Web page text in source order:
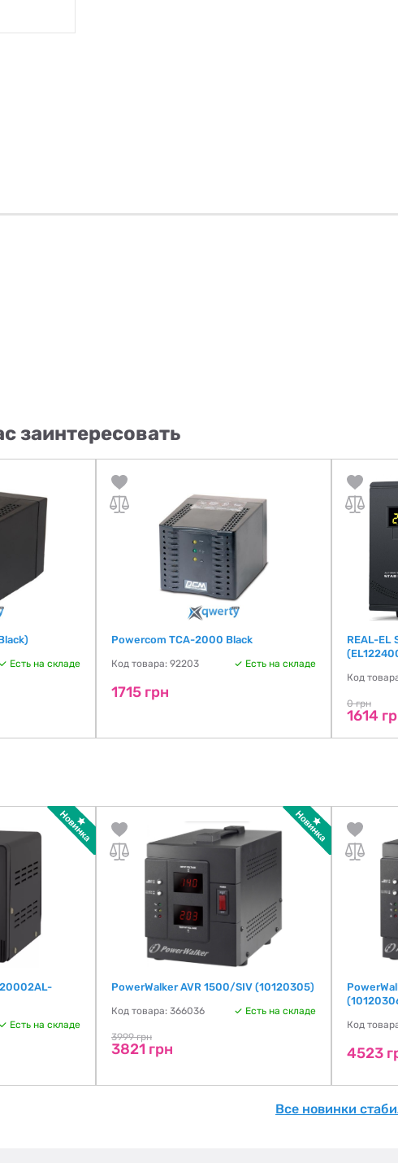
заинтересовать
Есть на складе
Powercom TCA-2000 Black
Код товара: 92203 Есть на складе
1715 грн
REAL-EL
Код
0 грн
1614
Есть на складе
PowerWalker AVR 1500/SIV (10120305)
Код товара: 366036 Есть на складе
3999 грн
3821 грн
Код
4523
Все новинки